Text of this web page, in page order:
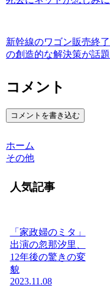
新幹線のワゴン販売終
の創造的な解決策が話
コメント
コメントを書き込む
ホーム
その他
人気記事
「家政婦のミタ」
出演の忽那汐里、
12年後の驚きの変
貌
2023.11.08